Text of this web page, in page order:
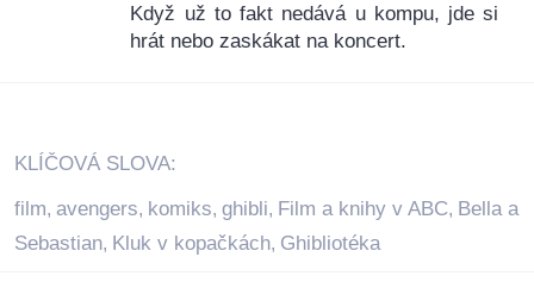
Když už to fakt nedává u kompu, jde si
hrát nebo zaskákat na koncert.
KLÍČOVÁ SLOVA:
film, avengers, komiks, ghibli, Film a knihy v ABC, Bella a
Sebastian, Kluk v kopačkách, Ghibliotéka